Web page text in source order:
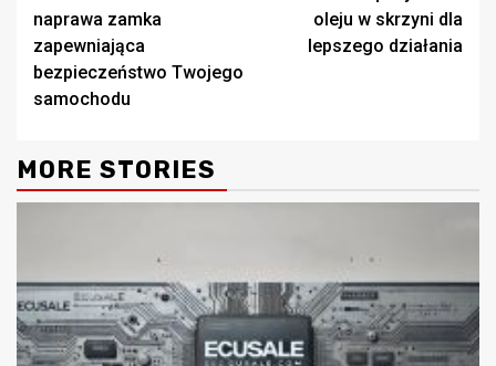
naprawa zamka
zapewniająca
bezpieczeństwo Twojego
samochodu
oleju w skrzyni dla
lepszego działania
MORE STORIES